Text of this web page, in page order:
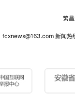
繁
fcxnews@163.com 新闻